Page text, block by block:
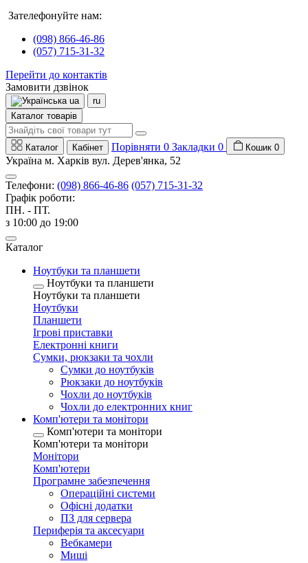
Зателефонуйте нам:
(098) 866-46-86
(057) 715-31-32
Перейти до контактів
Замовити дзвінок
ua
ru
Каталог товарів
Каталог Кабінет Порівняти 0 Закладки 0 Кошик 0
Україна м. Харків вул. Дерев'янка, 52
Телефони: (098) 866-46-86 (057) 715-31-32
Графік роботи:
ПН. - ПТ.
з 10:00 до 19:00
Каталог
Ноутбуки та планшети
Ноутбуки та планшети
Ноутбуки та планшети
Ноутбуки
Планшети
Ігрові приставки
Електронні книги
Сумки, рюкзаки та чохли
Сумки до ноутбуків
Рюкзаки до ноутбуків
Чохли до ноутбуків
Чохли до електронних книг
Комп'ютери та монітори
Комп'ютери та монітори
Комп'ютери та монітори
Монітори
Комп'ютери
Програмне забезпечення
Операційні системи
Офісні додатки
ПЗ для сервера
Периферія та аксесуари
Вебкамери
Миші